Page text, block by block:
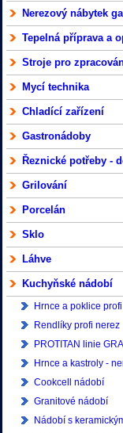
Nerezový nábytek
Tepelná příprava a
Stroje pro
Mycí technika
Chladící zařízení
Gastronádoby
Řeznické potřeby -
Grilování
Porcelán
Sklo
Láhve
Kuchyňské nádobí
Hrnce a poklice
Rendlíky profi nerez
PROTITAN linie
Hrnce a kastroly -
Cookcell nádobí
Granitové nádobí
Nádobí s